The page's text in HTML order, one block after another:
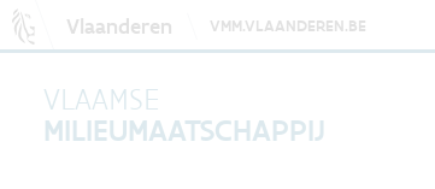
Vlaanderen VMM.VLAANDEREN.BE
VLAAMSE
MILIEUMAATSCHAPPIJ